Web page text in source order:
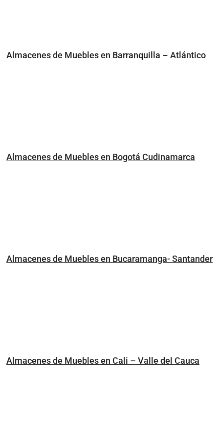
Almacenes de Muebles en Barranquilla – Atlántico
Almacenes de Muebles en Bogotá Cudinamarca
Almacenes de Muebles en Bucaramanga- Santander
Almacenes de Muebles en Cali – Valle del Cauca